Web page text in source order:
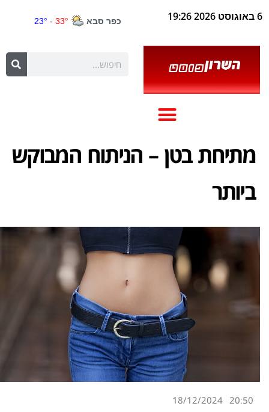
6 באוגוסט 2026 19:26
מתיחת בטן – הניתוח המבוקש
ביותר
20:50
18/12/2024